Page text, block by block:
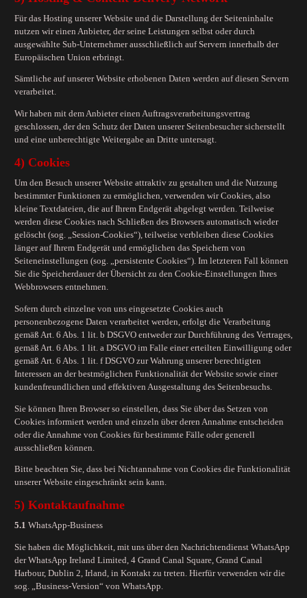
Für das Hosting unserer Website und die Darstellung der Seiteninhalte
nutzen wir einen Anbieter, der seine Leistungen selbst oder durch
ausgewählte Sub-Unternehmer ausschließlich auf Servern innerhalb der
Europäischen Union erbringt.
Sämtliche auf unserer Website erhobenen Daten werden auf diesen Servern
verarbeitet.
Wir haben mit dem Anbieter einen Auftragsverarbeitungsvertrag
geschlossen, der den Schutz der Daten unserer Seitenbesucher sicherstellt
und eine unberechtigte Weitergabe an Dritte untersagt.
4) Cookies
Um den Besuch unserer Website attraktiv zu gestalten und die Nutzung
bestimmter Funktionen zu ermöglichen, verwenden wir Cookies, also
kleine Textdateien, die auf Ihrem Endgerät abgelegt werden. Teilweise
werden diese Cookies nach Schließen des Browsers automatisch wieder
gelöscht (sog. „Session-Cookies“), teilweise verbleiben diese Cookies
länger auf Ihrem Endgerät und ermöglichen das Speichern von
Seiteneinstellungen (sog. „persistente Cookies“). Im letzteren Fall können
Sie die Speicherdauer der Übersicht zu den Cookie-Einstellungen Ihres
Webbrowsers entnehmen.
Sofern durch einzelne von uns eingesetzte Cookies auch
personenbezogene Daten verarbeitet werden, erfolgt die Verarbeitung
gemäß Art. 6 Abs. 1 lit. b DSGVO entweder zur Durchführung des Vertrages,
gemäß Art. 6 Abs. 1 lit. a DSGVO im Falle einer erteilten Einwilligung oder
gemäß Art. 6 Abs. 1 lit. f DSGVO zur Wahrung unserer berechtigten
Interessen an der bestmöglichen Funktionalität der Website sowie einer
kundenfreundlichen und effektiven Ausgestaltung des Seitenbesuchs.
Sie können Ihren Browser so einstellen, dass Sie über das Setzen von
Cookies informiert werden und einzeln über deren Annahme entscheiden
oder die Annahme von Cookies für bestimmte Fälle oder generell
ausschließen können.
Bitte beachten Sie, dass bei Nichtannahme von Cookies die Funktionalität
unserer Website eingeschränkt sein kann.
5) Kontaktaufnahme
5.1 WhatsApp-Business
Sie haben die Möglichkeit, mit uns über den Nachrichtendienst WhatsApp
der WhatsApp Ireland Limited, 4 Grand Canal Square, Grand Canal
Harbour, Dublin 2, Irland, in Kontakt zu treten. Hierfür verwenden wir die
sog. „Business-Version“ von WhatsApp.